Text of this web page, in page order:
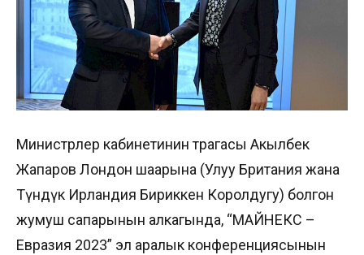
Министрлер кабинетинин төрагасы Акылбек
Жапаров Лондон шаарына (Улуу Британия жана
Түндүк Ирландия Бириккен Королдугу) болгон
жумуш сапарынын алкагында, “МАЙНЕКС –
Евразия 2023” эл аралык конференциясынын